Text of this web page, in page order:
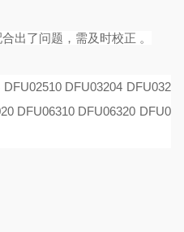
出了问题，需及时校正 。
DFU02510 DFU03204 DFU032
DFU06310 DFU06320 DFU0